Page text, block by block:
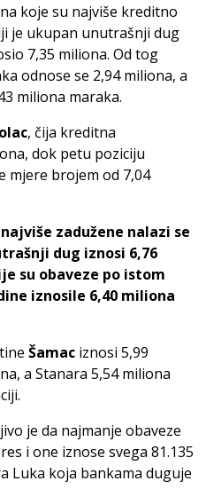
koje su najviše kreditno
je ukupan unutrašnji dug
7,35 miliona. Od to­g
odnose se 2,94 miliona, a
miliona maraka.
, čija kreditna
dok petu poziciju
mjere brojem od 7,04
zadužene nalazi se
dug iznosi 6,76
su obaveze po istom
iznosile 6,40 miliona
Šamac iznosi 5,99
a Stanara 5,54 miliona
je da najmanje obaveze
i one iznose svega 81.135
Luka koja bankama duguje